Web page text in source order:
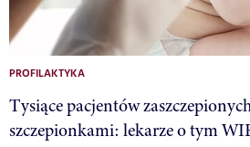
PROFILAKTYKA
Tysiące pacjentów
szczepionkami: lekarze o tym